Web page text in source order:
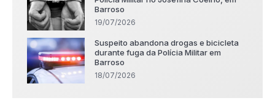
Barroso
19/07/2026
Suspeito abandona drogas e bicicleta
durante fuga da Polícia Militar em
Barroso
18/07/2026